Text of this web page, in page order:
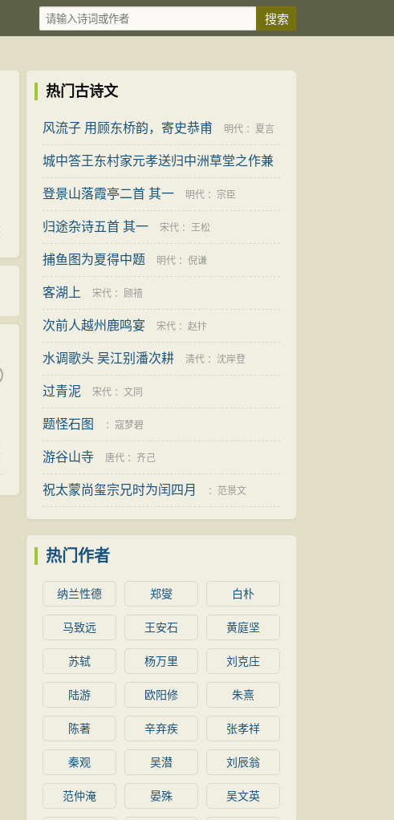
热门古诗文
风流子 用顾东桥韵，寄史恭甫 明代 ： 夏言
城中答王东村家元孝送归中洲草堂之作兼
示二三同志 明代：陈子升
登景山落霞亭二首 其一 明代 ： 宗臣
归途杂诗五首 其一 宋代 ： 王松
捕鱼图为夏得中题 明代 ： 倪谦
客湖上 宋代 ： 顾禧
次前人越州鹿鸣宴 宋代 ： 赵抃
水调歌头 吴江别潘次耕 清代 ： 沈岸登
过青泥 宋代 ： 文同
题怪石图 ： 寇梦碧
游谷山寺 唐代 ： 齐己
祝太蒙尚玺宗兄时为闰四月 ： 范景文
热门作者
纳兰性德 郑燮 白朴
马致远 王安石 黄庭坚
苏轼 杨万里 刘克庄
陆游 欧阳修 朱熹
陈著 辛弃疾 张孝祥
秦观 吴潜 刘辰翁
范仲淹 晏殊 吴文英